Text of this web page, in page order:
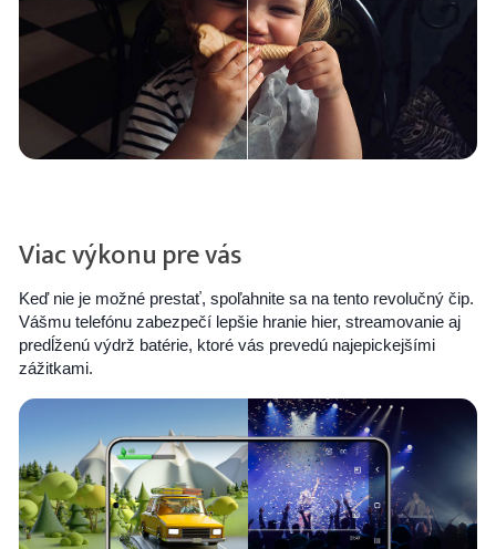
Viac výkonu pre vás
Keď nie je možné prestať, spoľahnite sa na tento revolučný čip.
Vášmu telefónu zabezpečí lepšie hranie hier, streamovanie aj
predĺženú výdrž batérie, ktoré vás prevedú najepickejšími
zážitkami.